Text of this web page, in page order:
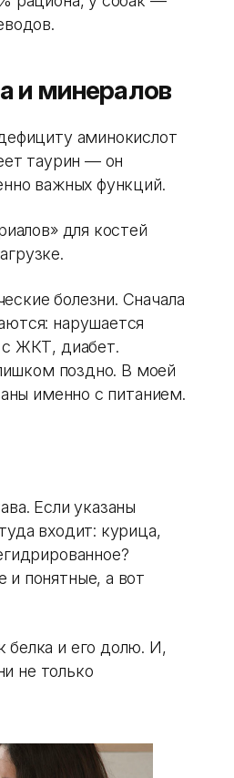
и минералов
аминокислот
таурин — он
важных функций.
для костей
болезни. Сначала
нарушается
с ЖКТ, диабет.
поздно. В моей
именно с питанием.
Если указаны
входит: курица,
и понятные, а вот
белка и его долю. И,
не только